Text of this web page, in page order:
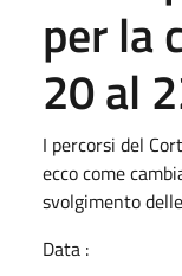
per la
20 al
I percorsi del
ecco come
svolgimento
Data :